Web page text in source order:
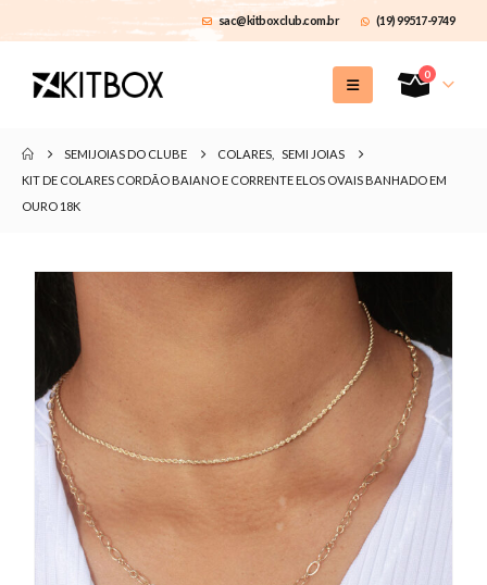
sac@kitboxclub.com.br (19) 99517-9749
0
SEMIJOIAS DO CLUBE COLARES
SEMI JOIAS
KIT DE COLARES CORDÃO BAIANO E CORRENTE ELOS OVAIS BANHADO EM
OURO 18K